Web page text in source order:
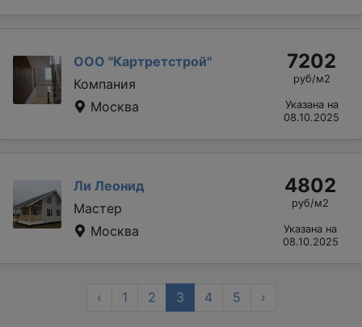
ООО "Картретстрой"
Компания
Москва
7202
руб/м2
Указана на
08.10.2025
Ли Леонид
Мастер
Москва
4802
руб/м2
Указана на
08.10.2025
‹ 1 2 3 4 5 ›